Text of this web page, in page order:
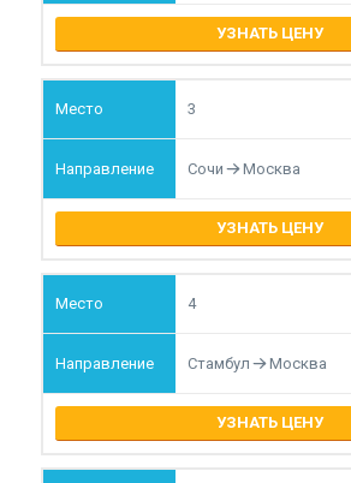
УЗНАТЬ ЦЕНУ
3
Сочи Москва
УЗНАТЬ ЦЕНУ
4
Стамбул Москва
УЗНАТЬ ЦЕНУ